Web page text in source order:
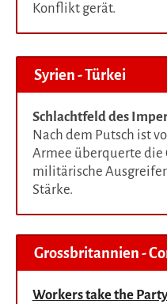
Konflikt gerät.
Syrien - Türkei
Schlachtfeld des
Nach dem Putsch ist
Armee überquerte die
militärische
Stärke.
Grossbritannien -
Workers take the